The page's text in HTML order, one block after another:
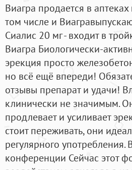
Виагра продается в
том числе и
Сиалис 20 мг - входит в
Виагра Биологически-
эрекция просто
но всё ещё впереди!
отзывы препарат и удачи!
клинически не значимым.
продлевает и усиливает
стоит переживать, они
регулярного
конференции Сейчас этот